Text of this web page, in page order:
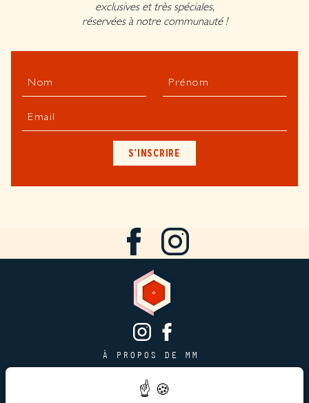
exclusives et très spéciales,
réservées à notre communauté !
Nom Prénom
Email
S'INSCRIRE
À PROPOS DE MM
PAGE JOBS